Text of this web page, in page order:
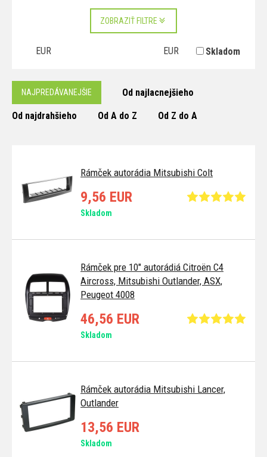
ZOBRAZIŤ FILTRE
EUR EUR Skladom
NAJPREDÁVANEJŠIE Od najlacnejšieho
Od najdrahšieho Od A do Z Od Z do A
Rámček autorádia Mitsubishi Colt
9,56 EUR
Skladom
Rámček pre 10" autorádiá Citroën C4
Aircross, Mitsubishi Outlander, ASX,
Peugeot 4008
46,56 EUR
Skladom
Rámček autorádia Mitsubishi Lancer,
Outlander
13,56 EUR
Skladom